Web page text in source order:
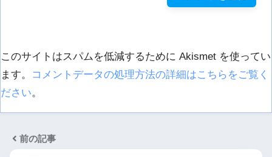
このサイトはスパムを低減するために Akismet を使ってい
ます。
コメントデータの処理方法の詳細はこちらをご覧く
ださい。
前の記事